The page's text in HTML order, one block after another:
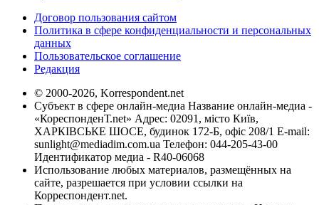
Договор пользования сайтом
Политика в сфере конфиденциальности и персональных
данных
Пользовательское соглашение
Редакция
© 2000-2026, Korrespondent.net
Субъект в сфере онлайн-медиа Название онлайн-медиа -
«КореспонденТ.net» Адрес: 02091, місто Київ,
ХАРКІВСЬКЕ ШОСЕ, будинок 172-Б, офіс 208/1 E-mail:
sunlight@mediadim.com.ua Телефон: 044-205-43-00
Идентификатор медиа - R40-06068
Использование любых материалов, размещённых на
сайте, разрешается при условии ссылки на
Корреспондент.net.